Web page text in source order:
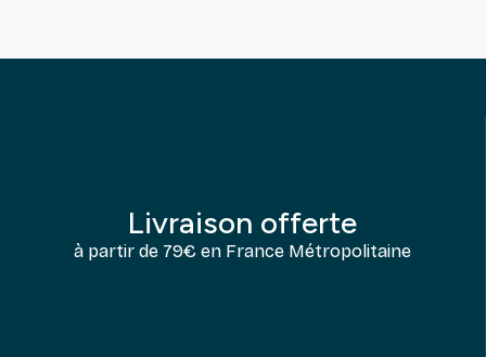
Livraison offerte
à partir de 79€ en France Métropolitaine